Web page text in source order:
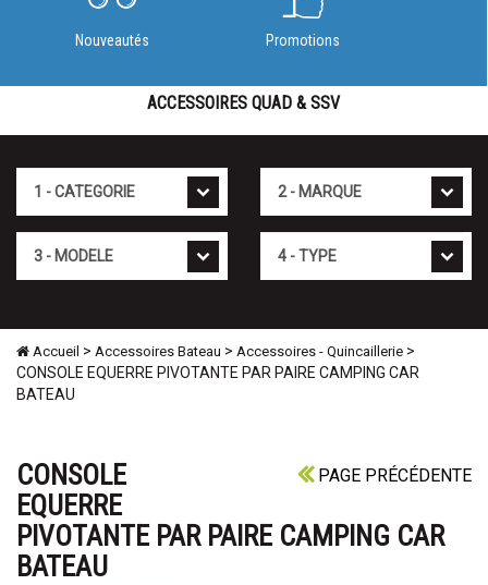
Nouveautés Promotions
ACCESSOIRES QUAD & SSV
Accueil > Accessoires Bateau > Accessoires - Quincaillerie >
CONSOLE EQUERRE PIVOTANTE PAR PAIRE CAMPING CAR
BATEAU
PAGE PRÉCÉDENTE
CONSOLE
EQUERRE
PIVOTANTE PAR PAIRE CAMPING CAR
BATEAU